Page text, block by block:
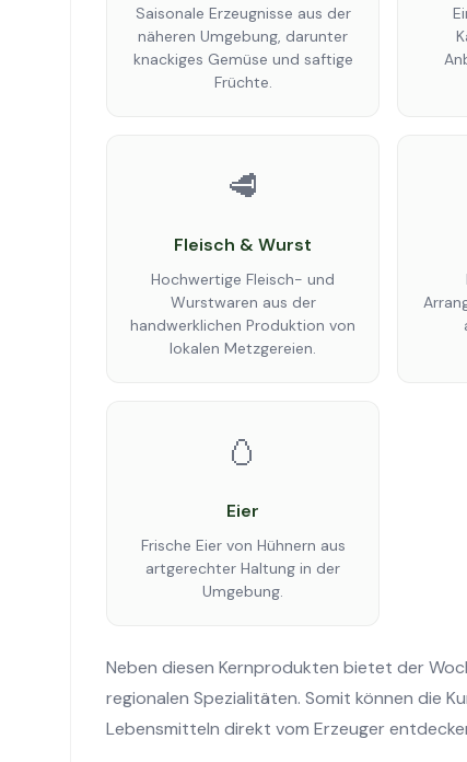
Saisonale Erzeugnisse aus der
näheren Umgebung, darunter
knackiges Gemüse und saftige
Früchte.
🥩
Fleisch & Wurst
Hochwertige Fleisch- und
Wurstwaren aus der
handwerklichen Produktion von
lokalen Metzgereien.
🥚
Eier
Frische Eier von Hühnern aus
artgerechter Haltung in der
Umgebung.
Neben diesen Kernprodukten bietet der
regionalen Spezialitäten. Somit können die
Lebensmitteln direkt vom Erzeuger